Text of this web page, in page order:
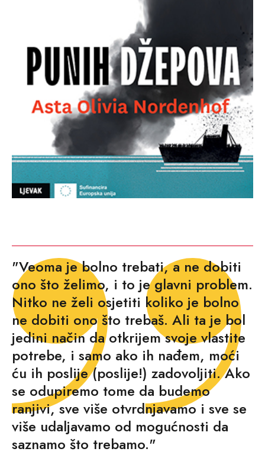
"Veoma je bolno trebati, a ne dobiti
ono što želimo, i to je glavni problem.
Nitko ne želi osjetiti koliko je bolno
ne dobiti ono što trebaš. Ali ta je bol
jedini način da otkrijem svoje vlastite
potrebe, i samo ako ih nađem, moći
ću ih poslije (poslije!) zadovoljiti. Ako
se odupiremo tome da budemo
ranjivi, sve više otvrdnjavamo i sve se
više udaljavamo od mogućnosti da
saznamo što trebamo."